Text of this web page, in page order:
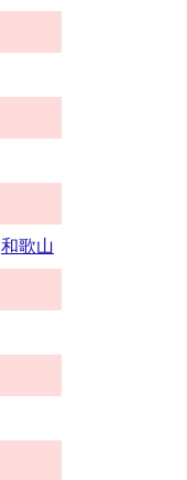
和歌山